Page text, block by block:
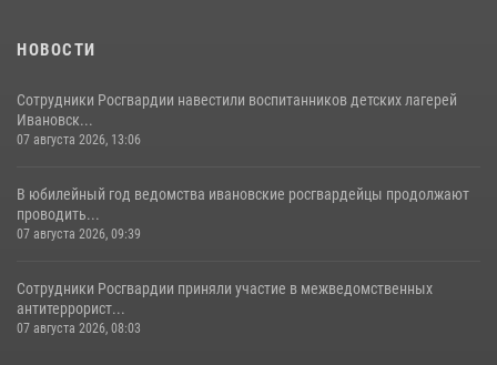
НОВОСТИ
Сотрудники Росгвардии навестили воспитанников детских лагерей
Ивановск...
07 августа 2026, 13:06
В юбилейный год ведомства ивановские росгвардейцы продолжают
проводить...
07 августа 2026, 09:39
Сотрудники Росгвардии приняли участие в межведомственных
антитеррорист...
07 августа 2026, 08:03